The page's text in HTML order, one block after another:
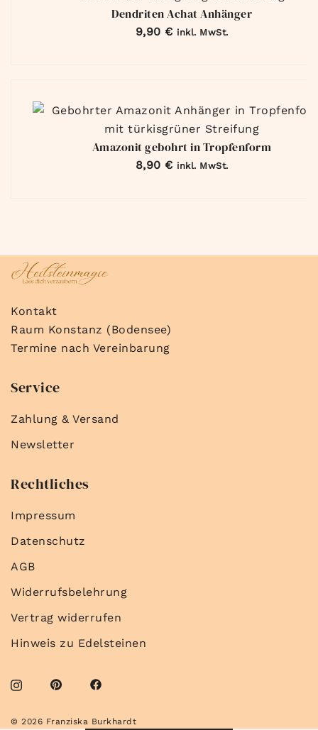
Dendriten Achat Anhänger
9,90 € inkl. MwSt.
Amazonit gebohrt in Tropfenform
8,90 € inkl. MwSt.
Kontakt
Raum Konstanz (Bodensee)
Termine nach Vereinbarung
Service
Zahlung & Versand
Newsletter
Rechtliches
Impressum
Datenschutz
AGB
Widerrufsbelehrung
Vertrag widerrufen
Hinweis zu Edelsteinen
© 2026 Franziska Burkhardt